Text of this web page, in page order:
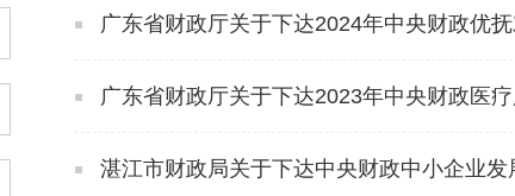
广东省财政厅关于下达2024年中央财政优
广东省财政厅关于下达2023年中央财政医疗服务与保障
湛江市财政局关于下达中央财政中小企业